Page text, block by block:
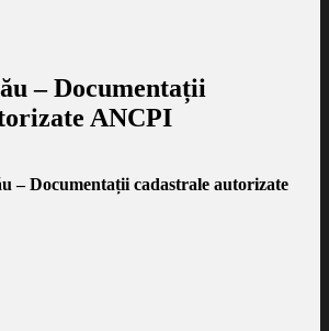
– Documentații
ANCPI
– Documentații cadastrale autorizate